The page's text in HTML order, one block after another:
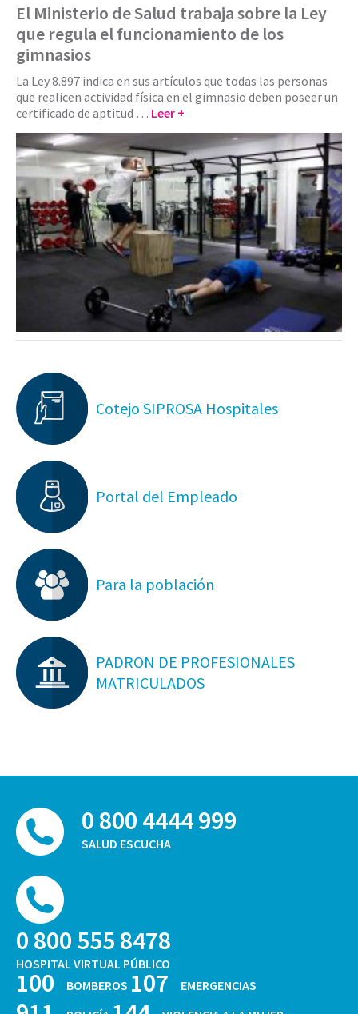
El Ministerio de Salud trabaja sobre la Ley
que regula el funcionamiento de los
gimnasios
La Ley 8.897 indica en sus artículos que todas las personas
que realicen actividad física en el gimnasio deben poseer un
certificado de aptitud … Leer +
Cotejo SIPROSA Hospitales
Portal del Empleado
Para la población
PADRON DE PROFESIONALES
MATRICULADOS
0 800 4444 999
SALUD ESCUCHA
0 800 555 8478
HOSPITAL VIRTUAL PÚBLICO
100 BOMBEROS 107 EMERGENCIAS